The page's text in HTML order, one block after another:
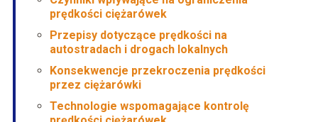
prędkości ciężarówek
Przepisy dotyczące prędkości na
autostradach i drogach lokalnych
Konsekwencje przekroczenia prędkości
przez ciężarówki
Technologie wspomagające kontrolę